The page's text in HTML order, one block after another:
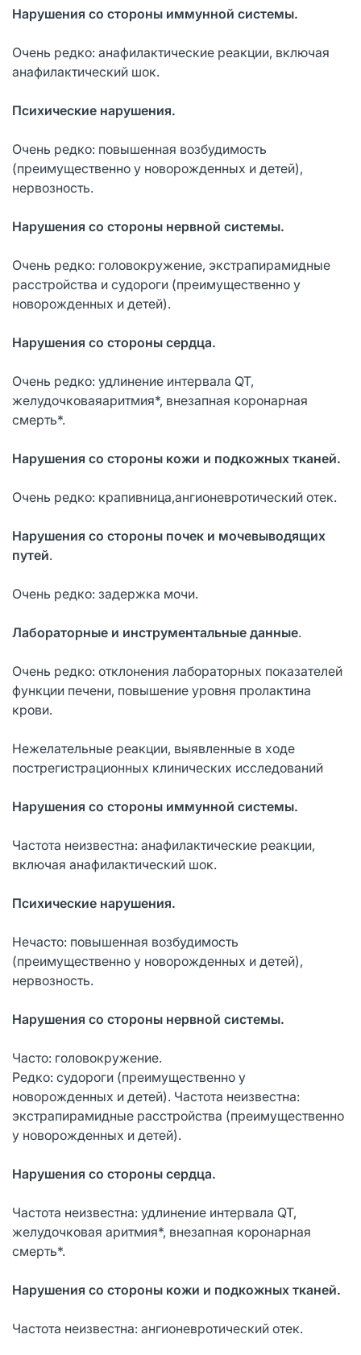
Нарушения со стороны иммунной системы.
Очень редко: анафилактические реакции, включая
анафилактический шок.
Психические нарушения.
Очень редко: повышенная возбудимость
(преимущественно у новорожденных и детей),
нервозность.
Нарушения со стороны нервной системы.
Очень редко: головокружение, экстрапирамидные
расстройства и судороги (преимущественно у
новорожденных и детей).
Нарушения со стороны сердца.
Очень редко: удлинение интервала QT,
желудочковаяаритмия*, внезапная коронарная
смерть*.
Нарушения со стороны кожи и подкожных тканей.
Очень редко: крапивница,ангионевротический отек.
Нарушения со стороны почек и мочевыводящих
путей.
Очень редко: задержка мочи.
Лабораторные и инструментальные данные.
Очень редко: отклонения лабораторных показателей
функции печени, повышение уровня пролактина
крови.
Нежелательные реакции, выявленные в ходе
пострегистрационных клинических исследований
Нарушения со стороны иммунной системы.
Частота неизвестна: анафилактические реакции,
включая анафилактический шок.
Психические нарушения.
Нечасто: повышенная возбудимость
(преимущественно у новорожденных и детей),
нервозность.
Нарушения со стороны нервной системы.
Часто: головокружение.
Редко: судороги (преимущественно у
новорожденных и детей). Частота неизвестна:
экстрапирамидные расстройства (преимущественно
у новорожденных и детей).
Нарушения со стороны сердца.
Частота неизвестна: удлинение интервала QT,
желудочковая аритмия*, внезапная коронарная
смерть*.
Нарушения со стороны кожи и подкожных тканей.
Частота неизвестна: ангионевротический отек.